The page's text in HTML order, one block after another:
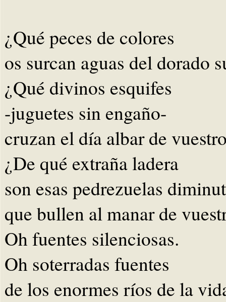
¿Qué peces de colores
os surcan aguas del dorado
¿Qué divinos esquifes
-juguetes sin engaño-
cruzan el día albar de
¿De qué extraña ladera
son esas pedrezuelas
que bullen al manar de
Oh fuentes silenciosas.
Oh soterradas fuentes
de los enormes ríos de la